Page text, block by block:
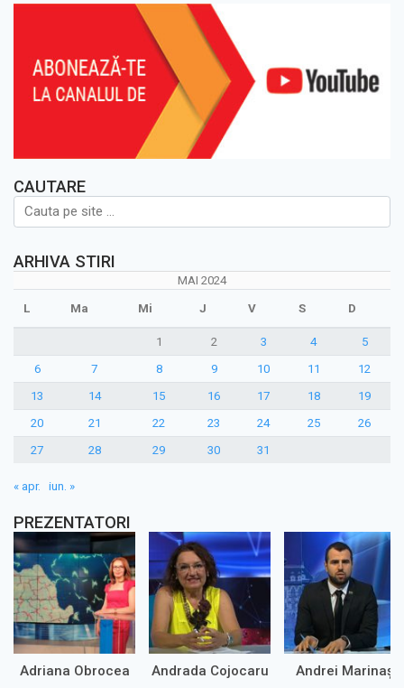
CAUTARE
ARHIVA STIRI
MAI 2024
L Ma Mi J V S D
1 2 3 4
5
6
7 8 9 10 11
12
13
14 15 16 17 18
19
20
21 22 23 24 25
26
27
28 29 30 31
« apr. iun. »
PREZENTATORI
Adriana Obrocea Andrada Cojocaru Andrei Marinaș